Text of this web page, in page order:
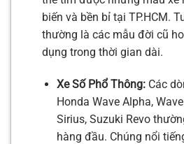
biến và bền bỉ tại TP.HCM.
thường là các mẫu đời cũ
dụng trong thời gian dài.
Xe Số Phổ Thông:Các
Honda Wave Alpha,
Sirius, Suzuki Revo
hàng đầu. Chúng nổi